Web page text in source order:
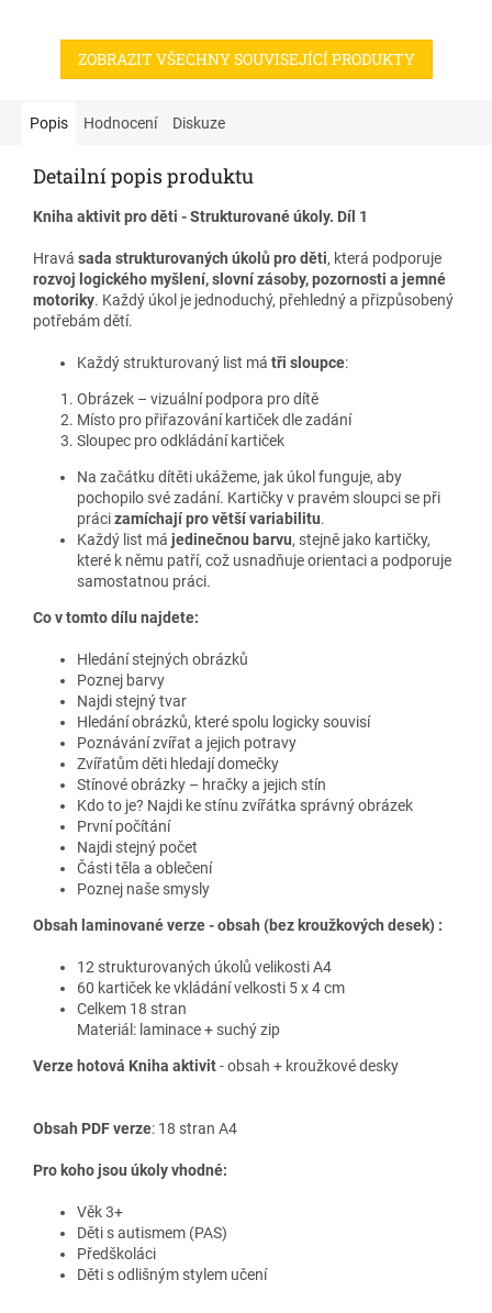
Karty vycházejí z principů
strukturovaného učení a jsou
logické myšlení a jistotu při
učení.
ZOBRAZIT VŠECHNY SOUVISEJÍCÍ PRODUKTY
Popis Hodnocení Diskuze
Detailní popis produktu
Kniha aktivit pro děti - Strukturované úkoly. Díl 1
Hravá sada strukturovaných úkolů pro děti, která podporuje
rozvoj logického myšlení, slovní zásoby, pozornosti a jemné
motoriky. Každý úkol je jednoduchý, přehledný a přizpůsobený
potřebám dětí.
Každý strukturovaný list má tři sloupce:
Obrázek – vizuální podpora pro dítě
Místo pro přiřazování kartiček dle zadání
Sloupec pro odkládání kartiček
Na začátku dítěti ukážeme, jak úkol funguje, aby
pochopilo své zadání. Kartičky v pravém sloupci se při
prácizamíchají pro větší variabilitu.
Každý list má jedinečnou barvu, stejně jako kartičky,
které k němu patří, což usnadňuje orientaci a podporuje
samostatnou práci.
Co v tomto dílu najdete:
Hledání stejných obrázků
Poznej barvy
Najdi stejný tvar
Hledání obrázků, které spolu logicky souvisí
Poznávání zvířat a jejich potravy
Zvířatům děti hledají domečky
Stínové obrázky – hračky a jejich stín
Kdo to je? Najdi ke stínu zvířátka správný obrázek
První počítání
Najdi stejný počet
Části těla a oblečení
Poznej naše smysly
Obsah laminované verze - obsah (bez kroužkových desek) :
12 strukturovaných úkolů velikosti A4
60 kartiček ke vkládání velkosti 5 x 4 cm
Celkem 18 stran
Materiál: laminace + suchý zip
Verze hotová Kniha aktivit- obsah + kroužkové desky
Obsah PDF verze: 18 stran A4
Pro koho jsou úkoly vhodné:
Věk 3+
Děti s autismem (PAS)
Předškoláci
Děti s odlišným stylem učení